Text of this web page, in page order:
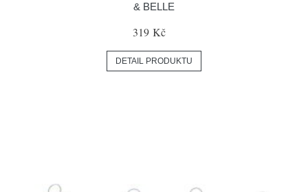
& BELLE
319 Kč
DETAIL PRODUKTU